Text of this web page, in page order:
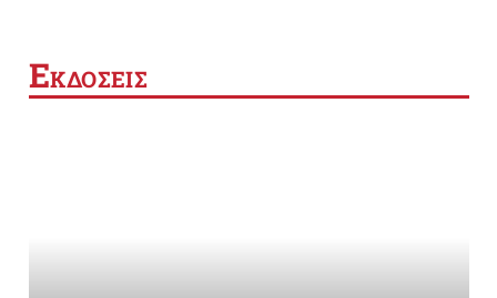
ΕΚΔΟΣΕΙΣ